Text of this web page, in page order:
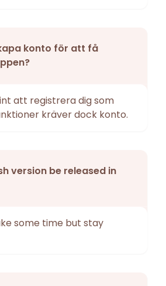
konto för att få
att registrera dig som
kräver dock konto.
version be released in
some time but stay